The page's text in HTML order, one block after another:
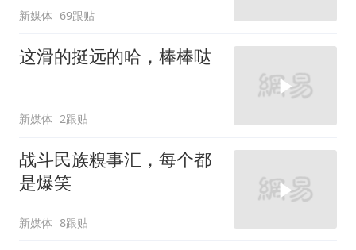
新媒体 69跟贴
这滑的挺远的哈，棒棒哒
新媒体 2跟贴
战斗民族糗事汇，每个都
是爆笑
新媒体 8跟贴